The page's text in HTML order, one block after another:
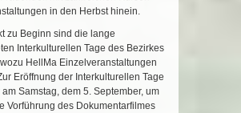
in den Herbst hinein.
zu Beginn sind die lange
Interkulturellen Tage des Bezirkes
HellMa Einzelveranstaltungen
Eröffnung der Interkulturellen Tage
Samstag, dem 5. September, um
Vorführung des Dokumentarfilmes